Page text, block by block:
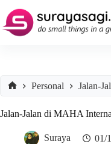
content
Personal Jalan-
Jalan-Jalan di MAHA
Suraya 01/